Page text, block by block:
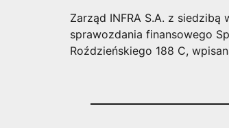
Zarząd INFRA S.A. z
sprawozdania finansowego
Roździeńskiego 188 C,